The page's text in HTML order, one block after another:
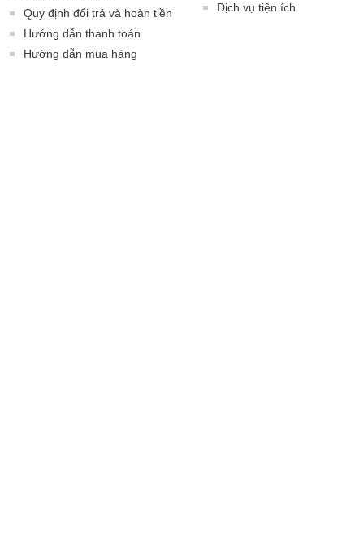
Quy định đổi trả và hoàn tiền
Hướng dẫn thanh toán
Hướng dẫn mua hàng
Dịch vụ tiện ích